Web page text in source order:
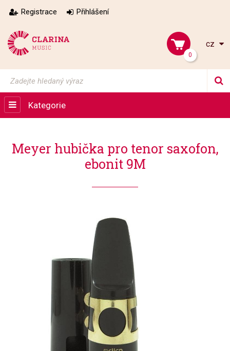
Registrace Přihlášení
0
cz
Kategorie
Meyer hubička pro tenor saxofon,
ebonit 9M